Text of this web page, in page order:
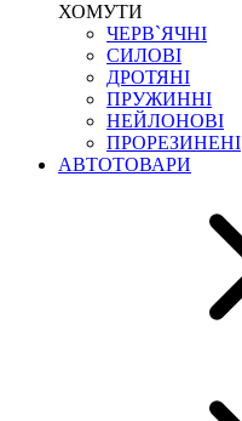
ХОМУТИ
ЧЕРВ`ЯЧНІ
СИЛОВІ
ДРОТЯНІ
ПРУЖИННІ
НЕЙЛОНОВІ
ПРОРЕЗИНЕНІ
АВТОТОВАРИ